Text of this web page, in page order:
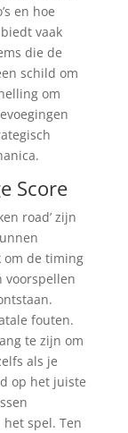
en hoe
vaak
die de
schild om
om
Score
road’ zijn
om de timing
voorspellen
fouten.
te zijn om
als je
op het juiste
spel. Ten